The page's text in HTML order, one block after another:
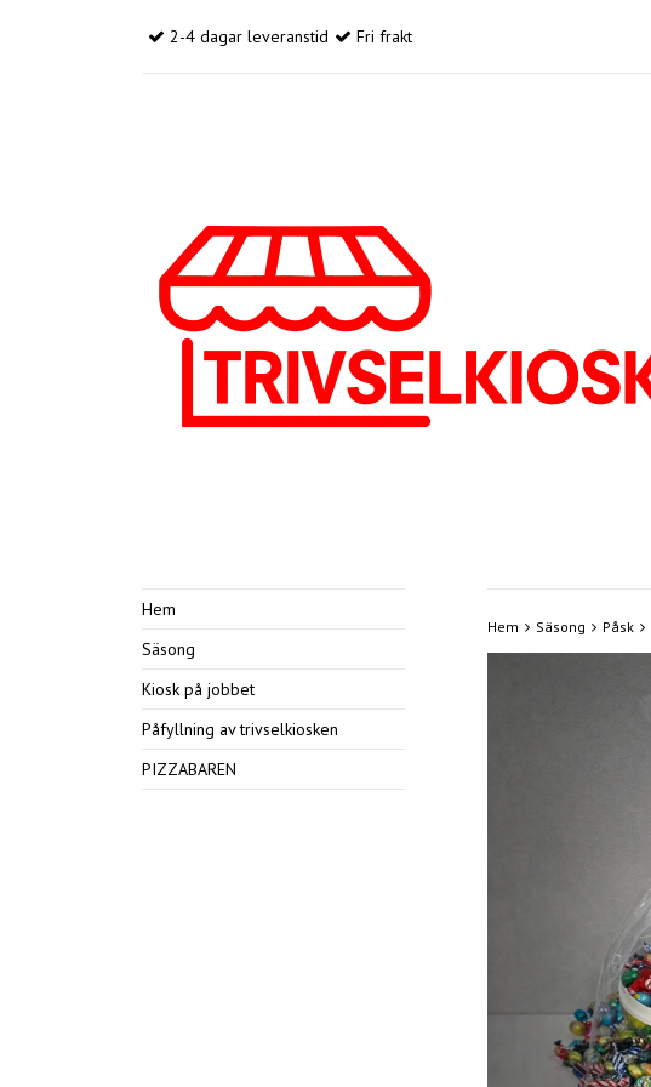
2-4 dagar leveranstid Fri frakt
Hem
Säsong
Kiosk på jobbet
Påfyllning av trivselkiosken
PIZZABAREN
Hem Säsong Påsk